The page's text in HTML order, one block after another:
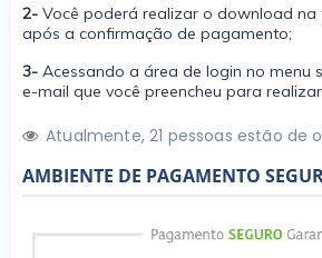
2- Você poderá realizar o download
após a confirmação de pagamento;
3- Acessando a área de login no menu
e-mail que você preencheu para
Atualmente,21 pessoas estão de
AMBIENTE DE PAGAMENTO